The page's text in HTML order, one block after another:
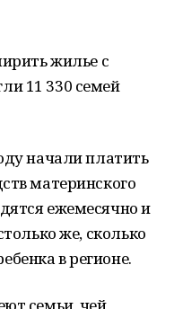
жилье с
11 330 семей
начали платить
материнского
ежемесячно и
же, сколько
в регионе.